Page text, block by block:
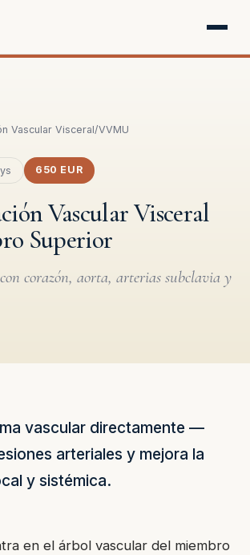
Vascular Visceral/VVMU
650 EUR
Vascular Visceral
Superior
corazón, aorta, arterias subclavia y
vascular directamente —
arteriales y mejora la
y sistémica.
en el árbol vascular del miembro